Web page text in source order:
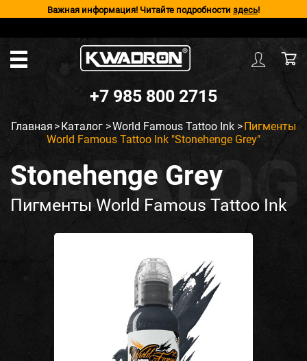
Важная информация! Читайте подробности здесь!
+7 985 800 2715
Главная >Каталог >World Famous Tattoo Ink >Пигменты
World Famous Tattoo Ink "Stonehenge Grey"
Stonehenge Grey
Пигменты World Famous Tattoo Ink